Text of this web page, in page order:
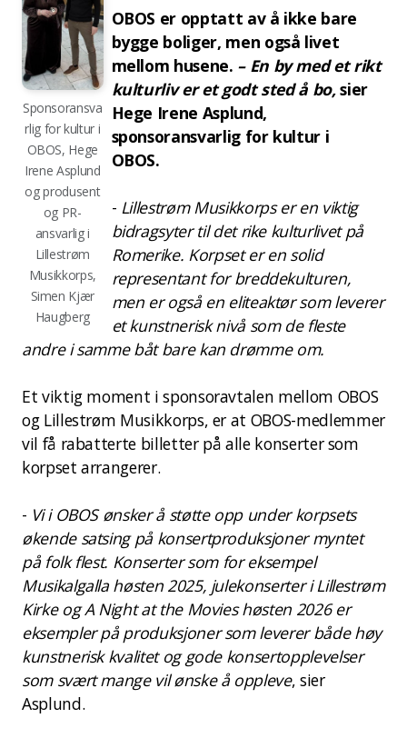
Sponsoransva
rlig for kultur i
OBOS, Hege
Irene Asplund
og produsent
og PR-
ansvarlig i
Lillestrøm
Musikkorps,
Simen Kjær
Haugberg
OBOS er opptatt av å ikke bare
bygge boliger, men også livet
mellom husene. – En by med et rikt
kulturliv er et godt sted å bo,sier
Hege Irene Asplund,
sponsoransvarlig for kultur i
OBOS.
- Lillestrøm Musikkorps er en viktig
bidragsyter til det rike kulturlivet på
Romerike. Korpset er en solid
representant for breddekulturen,
men er også en eliteaktør som leverer
et kunstnerisk nivå som de fleste
andre i samme båt bare kan drømme om.
Et viktig moment i sponsoravtalen mellom OBOS
og Lillestrøm Musikkorps, er at OBOS-medlemmer
vil få rabatterte billetter på alle konserter som
korpset arrangerer.
- Vi i OBOS ønsker å støtte opp under korpsets
økende satsing på konsertproduksjoner myntet
på folk flest. Konserter som for eksempel
Musikalgalla høsten 2025, julekonserter i Lillestrøm
Kirke og A Night at the Movies høsten 2026 er
eksempler på produksjoner som leverer både høy
kunstnerisk kvalitet og gode konsertopplevelser
som svært mange vil ønske å oppleve, sier
Asplund.